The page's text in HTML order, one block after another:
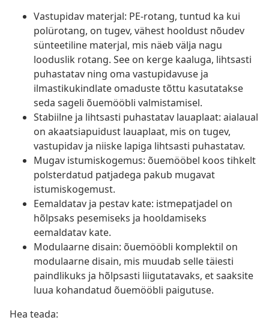
Vastupidav materjal: PE-rotang, tuntud ka kui
polürotang, on tugev, vähest hooldust nõudev
sünteetiline materjal, mis näeb välja nagu
looduslik rotang. See on kerge kaaluga, lihtsasti
puhastatav ning oma vastupidavuse ja
ilmastikukindlate omaduste tõttu kasutatakse
seda sageli õuemööbli valmistamisel.
Stabiilne ja lihtsasti puhastatav lauaplaat: aialaual
on akaatsiapuidust lauaplaat, mis on tugev,
vastupidav ja niiske lapiga lihtsasti puhastatav.
Mugav istumiskogemus: õuemööbel koos tihkelt
polsterdatud patjadega pakub mugavat
istumiskogemust.
Eemaldatav ja pestav kate: istmepatjadel on
hõlpsaks pesemiseks ja hooldamiseks
eemaldatav kate.
Modulaarne disain: õuemööbli komplektil on
modulaarne disain, mis muudab selle täiesti
paindlikuks ja hõlpsasti liigutatavaks, et saaksite
luua kohandatud õuemööbli paigutuse.
Hea teada: